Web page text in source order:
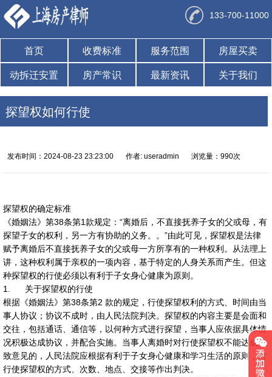
133-700-11000
首页 收费标准 服务范围 房屋买卖
动拆迁安置 房产常识 最新资讯 关于我们
探望权如何行使
发布时间：2024-08-23 23:23:00 作者: useradmin 浏览量：990次
探望权的确定标准
《婚姻法》第38条第1款规定：“离婚后，不直接抚养子女的父或母，有
探望子女的权利，另一方有协助的义务。。”由此可见，探望权是法律
赋予离婚后不直接抚养子女的父或母一方所享有的一种权利。从法理上
讲，这种权利属于亲权的一项内容，基于特定的人身关系而产生。但这
种探望权的行使必须以有利于子女身心健康为原则。
1. 关于探望权的行使
根据《婚姻法》第38条第2 款的规定，行使探望权利的方式、时间由当
事人协议；协议不成时，由人民法院判决。探望权的内容主要是会面和
交往，包括通话、通信等，以何种方式进行探望，当事人应依据具体情
况积极达成协议，并配合实施。当事人离婚时对行使探望权不能达成一
致意见的，人民法院应根据有利于子女身心健康和学习生活的原则，对
行使探望权的方式、次数、地点、交接等作出判决。